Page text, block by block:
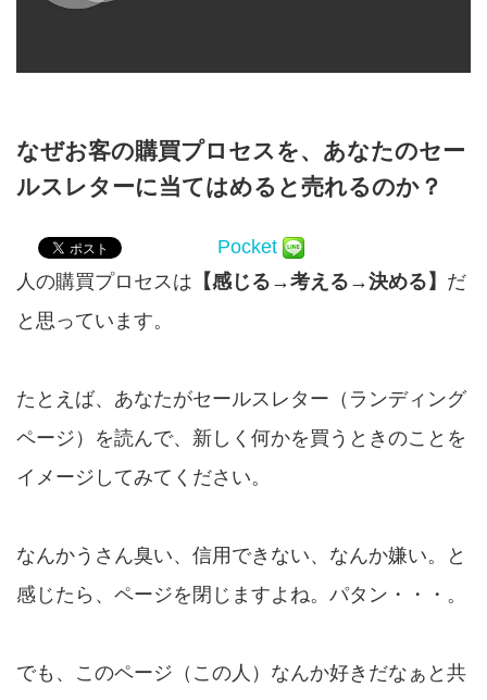
なぜお客の購買プロセスを、あなたのセー
ルスレターに当てはめると売れるのか？
Pocket
人の購買プロセスは 【感じる→考える→決める】 だ
と思っています。
たとえば、あなたがセールスレター（ランディング
ページ）を読んで、新しく何かを買うときのことを
イメージしてみてください。
なんかうさん臭い、信用できない、なんか嫌い。と
感じたら、ページを閉じますよね。パタン・・・。
でも、このページ（この人）なんか好きだなぁと共